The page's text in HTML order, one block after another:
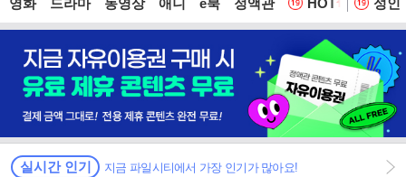
영화 드라마 동영상 애니 e북 정액관 HOT 웹
성인
실시간 인기 지금 파일시티에서 가장 인기가 많아요!